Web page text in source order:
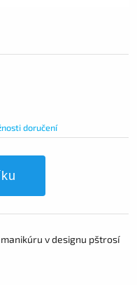
doručení
manikúru v designu pštrosí